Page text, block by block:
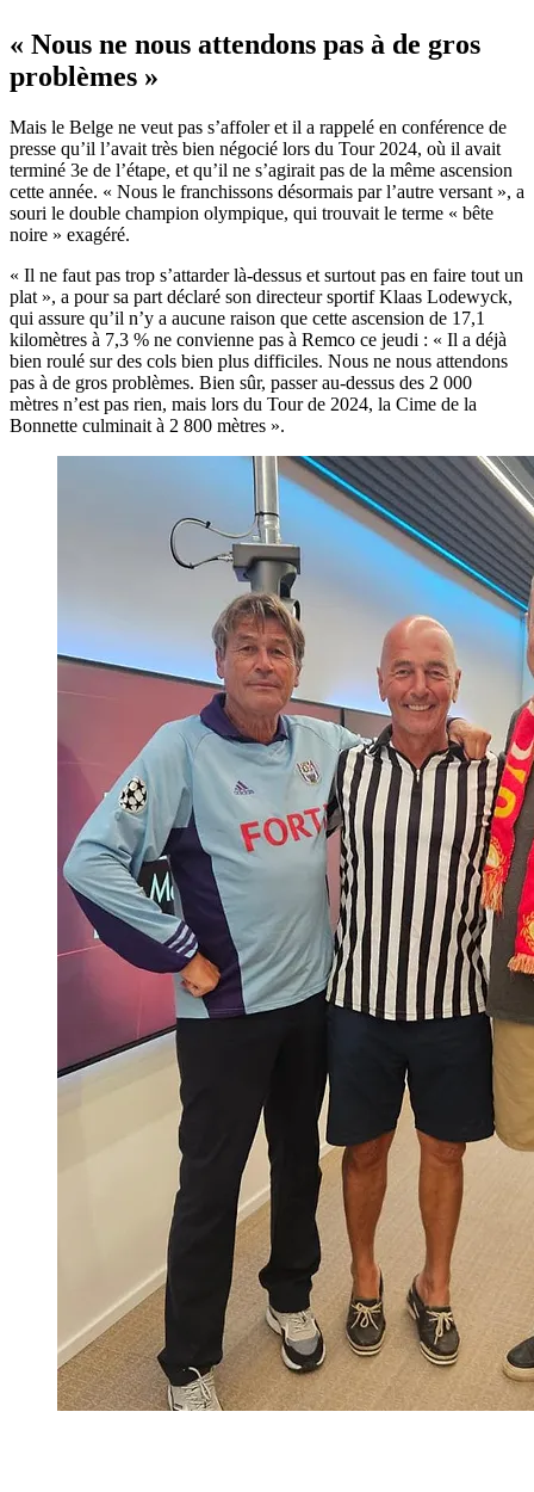
« Nous ne nous attendons pas à de gros
problèmes »
Mais le Belge ne veut pas s’affoler et il a rappelé en conférence de
presse qu’il l’avait très bien négocié lors du Tour 2024, où il avait
terminé 3e de l’étape, et qu’il ne s’agirait pas de la même ascension
cette année. « Nous le franchissons désormais par l’autre versant », a
souri le double champion olympique, qui trouvait le terme « bête
noire » exagéré.
« Il ne faut pas trop s’attarder là-dessus et surtout pas en faire tout un
plat », a pour sa part déclaré son directeur sportif Klaas Lodewyck,
qui assure qu’il n’y a aucune raison que cette ascension de 17,1
kilomètres à 7,3 % ne convienne pas à Remco ce jeudi : « Il a déjà
bien roulé sur des cols bien plus difficiles. Nous ne nous attendons
pas à de gros problèmes. Bien sûr, passer au-dessus des 2 000
mètres n’est pas rien, mais lors du Tour de 2024, la Cime de la
Bonnette culminait à 2 800 mètres ».